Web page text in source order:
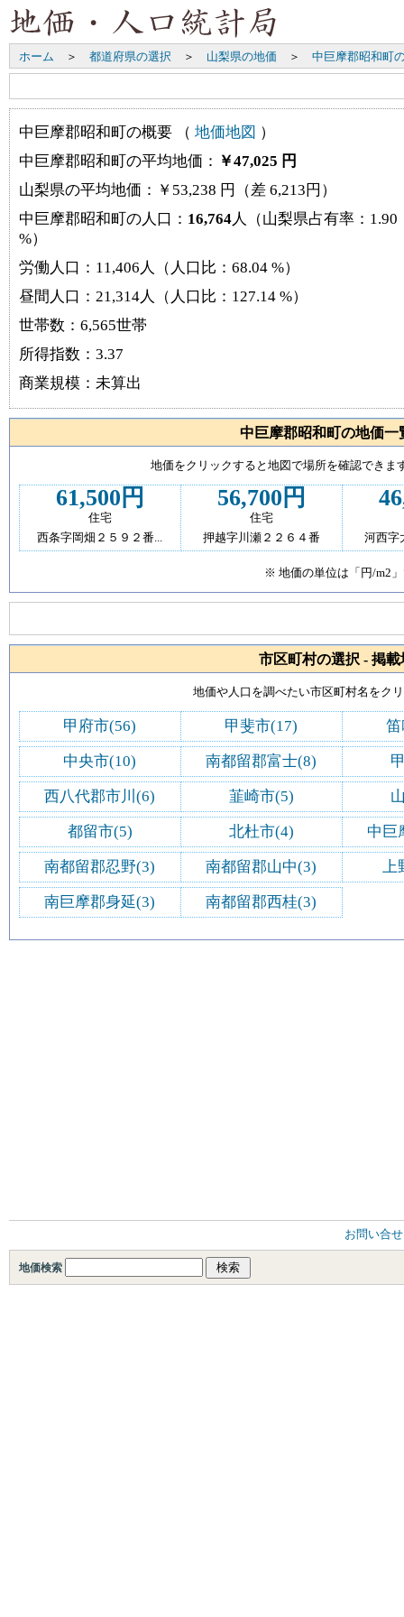
ホーム ＞ 都道府県の選択 ＞ 山梨県の地価 ＞ 中巨摩郡昭和町
中巨摩郡昭和町の概要 （ 地価地図 ）
中巨摩郡昭和町の平均地価： ￥47,025 円
山梨県の平均地価：￥53,238 円（差 6,213円）
中巨摩郡昭和町の人口： 16,764人（山梨県占有率：1.90
%）
労働人口：11,406人（人口比：68.04 %）
昼間人口：21,314人（人口比：127.14 %）
世帯数：6,565世帯
所得指数：3.37
商業規模：未算出
中巨摩郡昭和町の地価一
地価をクリックすると地図で場所を確認できま
61,500円
住宅
西条字岡畑２５９２番...
56,700円
住宅
押越字川瀬２２６４番
河西字
※ 地価の単位は「円/m2
市区町村の選択 - 掲
地価や人口を調べたい市区町村名をク
甲府市(56) 甲斐市(17)
中央市(10) 南都留郡富士(8)
西八代郡市川(6) 韮崎市(5)
都留市(5) 北杜市(4) 中巨
南都留郡忍野(3) 南都留郡山中(3) 上
南巨摩郡身延(3) 南都留郡西桂(3)
お問い合せ
地価検索